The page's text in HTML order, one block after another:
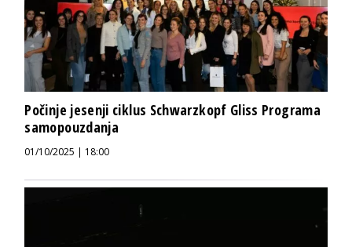
Počinje jesenji ciklus Schwarzkopf Gliss Programa
samopouzdanja
01/10/2025 | 18:00